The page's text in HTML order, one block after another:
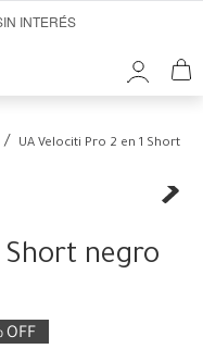
INTERÉS
UA Velociti Pro 2 en 1 Short
Short negro
OFF